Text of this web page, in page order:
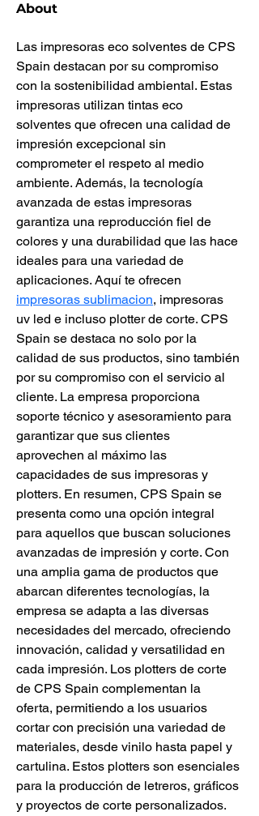
About
Las impresoras eco solventes de CPS
Spain destacan por su compromiso
con la sostenibilidad ambiental. Estas
impresoras utilizan tintas eco
solventes que ofrecen una calidad de
impresión excepcional sin
comprometer el respeto al medio
ambiente. Además, la tecnología
avanzada de estas impresoras
garantiza una reproducción fiel de
colores y una durabilidad que las hace
ideales para una variedad de
aplicaciones. Aquí te ofrecen
impresoras sublimacion, impresoras
uv led e incluso plotter de corte. CPS
Spain se destaca no solo por la
calidad de sus productos, sino también
por su compromiso con el servicio al
cliente. La empresa proporciona
soporte técnico y asesoramiento para
garantizar que sus clientes
aprovechen al máximo las
capacidades de sus impresoras y
plotters. En resumen, CPS Spain se
presenta como una opción integral
para aquellos que buscan soluciones
avanzadas de impresión y corte. Con
una amplia gama de productos que
abarcan diferentes tecnologías, la
empresa se adapta a las diversas
necesidades del mercado, ofreciendo
innovación, calidad y versatilidad en
cada impresión. Los plotters de corte
de CPS Spain complementan la
oferta, permitiendo a los usuarios
cortar con precisión una variedad de
materiales, desde vinilo hasta papel y
cartulina. Estos plotters son esenciales
para la producción de letreros, gráficos
y proyectos de corte personalizados.